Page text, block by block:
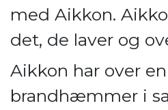
med Aikkon.
det, de laver og
Aikkon har over
brandhæmmer i